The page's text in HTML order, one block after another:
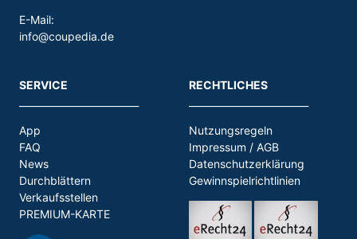
E-Mail:
info@coupedia.de
SERVICE
App
FAQ
News
Durchblättern
Verkaufsstellen
PREMIUM-KARTE
RECHTLICHES
Nutzungsregeln
Impressum / AGB
Datenschutzerklärung
Gewinnspielrichtlinien